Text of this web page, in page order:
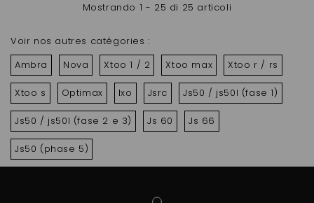
Mostrando 1 - 25 di 25 articoli
Voir nos autres catégories :
Ambra
Nova Xtoo 1 / 2 Xtoo max Xtoo r / rs
Xtoo s Optimax Ixo Jsrc Js50 / js50l (fase 1)
Js50 / js50l (fase 2 e 3) Js 60 Js 66
Js50 (phase 5)